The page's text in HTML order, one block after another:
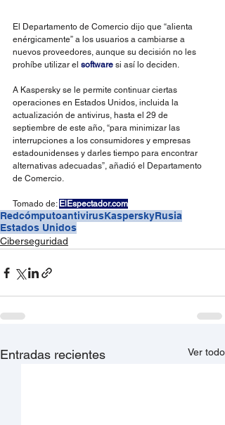
El Departamento de Comercio dijo que “alienta
enérgicamente” a los usuarios a cambiarse a
nuevos proveedores, aunque su decisión no les
prohíbe utilizar el software si así lo deciden.
A Kaspersky se le permite continuar ciertas
operaciones en Estados Unidos, incluida la
actualización de antivirus, hasta el 29 de
septiembre de este año, “para minimizar las
interrupciones a los consumidores y empresas
estadounidenses y darles tiempo para encontrar
alternativas adecuadas”, añadió el Departamento
de Comercio.
Tomado de: ElEspectador.com
RedcómputoantivirusKasperskyRusia
Estados Unidos
Ciberseguridad
Entradas recientes Ver todo